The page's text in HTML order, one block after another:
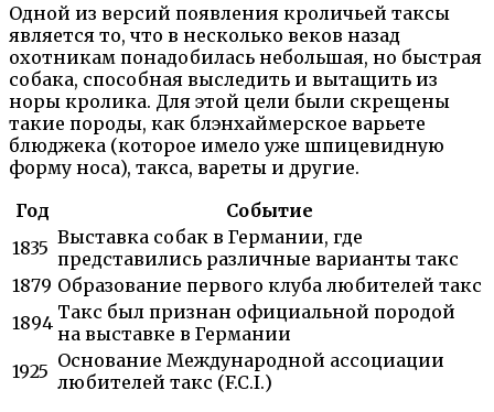
Одной из версий появления кроличьей таксы
является то, что в несколько веков назад
охотникам понадобилась небольшая, но быстрая
собака, способная выследить и вытащить из
норы кролика. Для этой цели были скрещены
такие породы, как блэнхаймерское варьете
блюджека (которое имело уже шпицевидную
форму носа), такса, вареты и другие.
Год
Событие
1835 Выставка собак в Германии, где
представились различные варианты такс
1879 Образование первого клуба любителей такс
1894 Такс был признан официальной породой
на выставке в Германии
1925 Основание Международной ассоциации
любителей такс (F.C.I.)